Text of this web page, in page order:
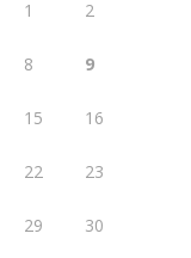
1 2
8 9
15 16
22 23
29 30